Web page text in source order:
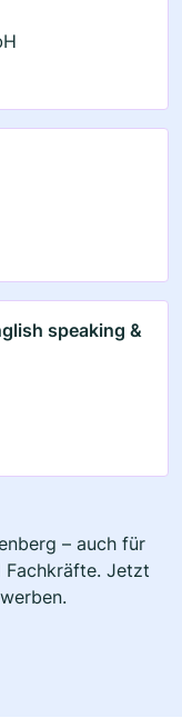
speaking &
– auch für
Fachkräfte. Jetzt